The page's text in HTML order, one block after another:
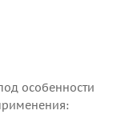
особенности